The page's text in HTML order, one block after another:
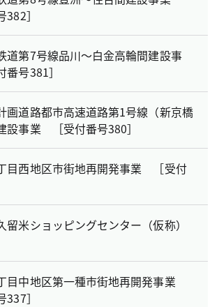
382］
道第7号線品川～白金高輪間建設事
号381］
画道路都市高速道路第1号線（新京橋
設事業 ［受付番号380］
目西地区市街地再開発事業 ［受付
留米ショッピングセンター（仮称）
目中地区第一種市街地再開発事業
337］